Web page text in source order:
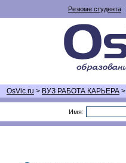
Резюме студента
OsVic.ru > ВУЗ РАБОТА КАРЬЕРА >
Имя: